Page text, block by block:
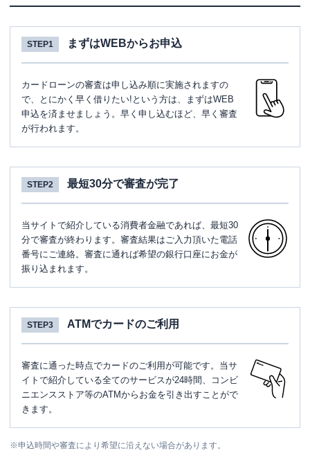
STEP1 まずはWEBからお申込
カードローンの審査は申し込み順に実施されますの
で、とにかく早く借りたい!という方は、まずはWEB
申込を済ませましょう。早く申し込むほど、早く審査
が行われます。
STEP2 最短30分で審査が完了
当サイトで紹介している消費者金融であれば、最短30
分で審査が終わります。審査結果はご入力頂いた電話
番号にご連絡。審査に通れば希望の銀行口座にお金が
振り込まれます。
STEP3 ATMでカードのご利用
審査に通った時点でカードのご利用が可能です。当サ
イトで紹介している全てのサービスが24時間、コンビ
ニエンスストア等のATMからお金を引き出すことがで
きます。
※申込時間や審査により希望に沿えない場合があります。